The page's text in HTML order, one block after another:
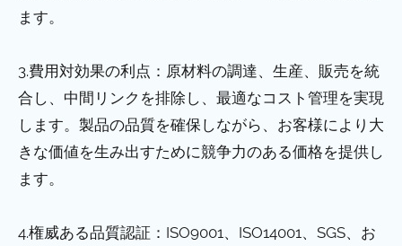
ます。
3.費用対効果の利点：原材料の調達、生産、販売を統
合し、中間リンクを排除し、最適なコスト管理を実現
します。製品の品質を確保しながら、お客様により大
きな価値を生み出すために競争力のある価格を提供し
ます。
4.権威ある品質認証：ISO9001、ISO14001、SGS、お